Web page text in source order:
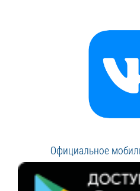
Официальное